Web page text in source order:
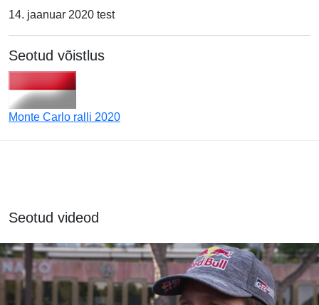
14. jaanuar 2020 test
Seotud võistlus
Monte Carlo ralli 2020
Seotud videod